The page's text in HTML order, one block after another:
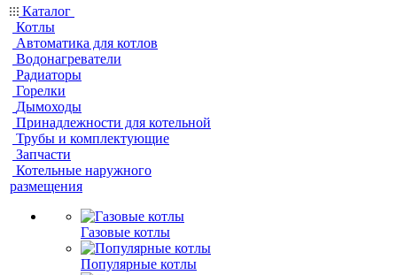
Каталог
Котлы
Автоматика для котлов
Водонагреватели
Радиаторы
Горелки
Дымоходы
Принадлежности для котельной
Трубы и комплектующие
Запчасти
Котельные наружного
размещения
Газовые котлы
Популярные котлы